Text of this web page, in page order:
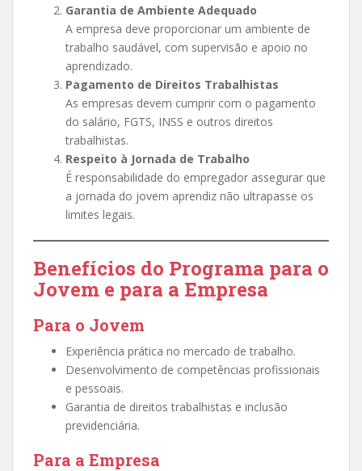
Garantia de Ambiente Adequado
A empresa deve proporcionar um ambiente de
trabalho saudável, com supervisão e apoio no
aprendizado.
Pagamento de Direitos Trabalhistas
As empresas devem cumprir com o pagamento
do salário, FGTS, INSS e outros direitos
trabalhistas.
Respeito à Jornada de Trabalho
É responsabilidade do empregador assegurar que
a jornada do jovem aprendiz não ultrapasse os
limites legais.
Benefícios do Programa para o
Jovem e para a Empresa
Para o Jovem
Experiência prática no mercado de trabalho.
Desenvolvimento de competências profissionais
e pessoais.
Garantia de direitos trabalhistas e inclusão
previdenciária.
Para a Empresa